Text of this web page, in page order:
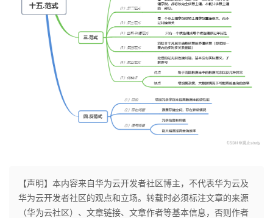
【声明】本内容来自华为云开发者社区博主，不代表华为云及
华为云开发者社区的观点和立场。转载时必须标注文章的来源
（华为云社区）、文章链接、文章作者等基本信息，否则作者